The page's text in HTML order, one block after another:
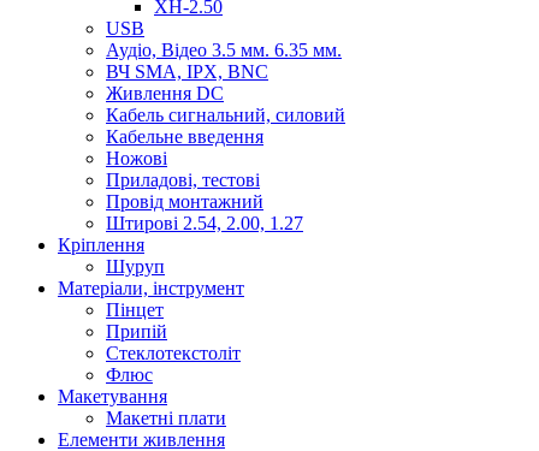
XH-2.50
USB
Аудіо, Відео 3.5 мм. 6.35 мм.
ВЧ SMA, IPX, BNC
Живлення DC
Кабель сигнальний, силовий
Кабельне введення
Ножові
Приладові, тестові
Провід монтажний
Штирові 2.54, 2.00, 1.27
Кріплення
Шуруп
Матеріали, інструмент
Пінцет
Припій
Стеклотекстоліт
Флюс
Макетування
Макетні плати
Елементи живлення